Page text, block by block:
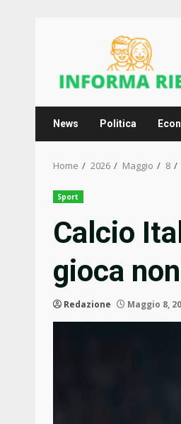
News Politica
Home 2026 Maggio 8
Sport
Calcio
gioca
Redazione Maggio 8,